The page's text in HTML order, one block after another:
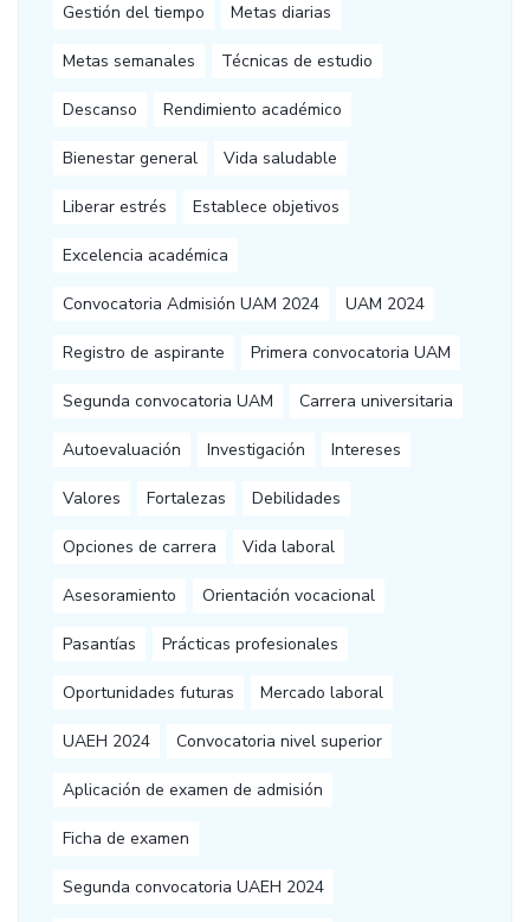
Gestión del tiempo Metas diarias
Metas semanales Técnicas de estudio
Descanso Rendimiento académico
Bienestar general Vida saludable
Liberar estrés Establece objetivos
Excelencia académica
Convocatoria Admisión UAM 2024 UAM 2024
Registro de aspirante Primera convocatoria UAM
Segunda convocatoria UAM Carrera universitaria
Autoevaluación Investigación Intereses
Valores Fortalezas Debilidades
Opciones de carrera Vida laboral
Asesoramiento Orientación vocacional
Pasantías Prácticas profesionales
Oportunidades futuras Mercado laboral
UAEH 2024 Convocatoria nivel superior
Aplicación de examen de admisión
Ficha de examen
Segunda convocatoria UAEH 2024